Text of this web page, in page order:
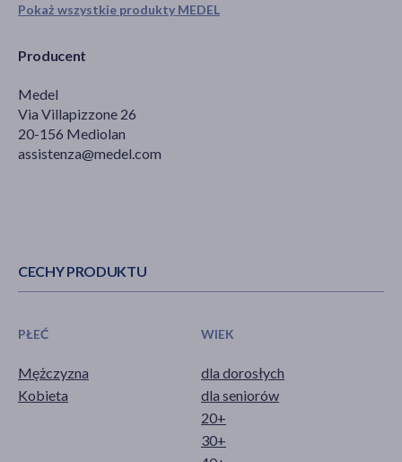
Pokaż wszystkie produkty MEDEL
Producent
Medel
Via Villapizzone 26
20-156 Mediolan
assistenza@medel.com
CECHY PRODUKTU
PŁEĆ
Mężczyzna
Kobieta
WIEK
dla dorosłych
dla seniorów
20+
30+